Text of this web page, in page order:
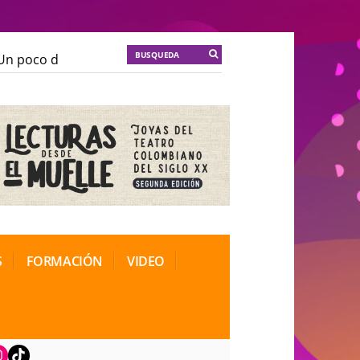
poco de locura para la cordura
Soma
Soma
de Teatro Rosa
FORMACIÓN VIDEO
TikTok